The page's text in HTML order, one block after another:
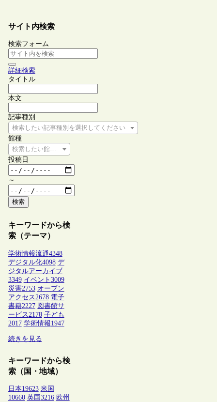
サイト内検索
検索フォーム
詳細検索
タイトル
本文
記事種別
検索したい記事種別を選択してください
館種
検索したい館種を選択してください
投稿日
～
検索
キーワードから検
索（テーマ）
学術情報流通4348
デジタル化4098 デ
ジタルアーカイブ
3349 イベント 3009
災害2753 オープン
アクセス 2678 電子
書籍2227 図書館サ
ービス 2178 子ども
2017 学術情報1947
続きを見る
キーワードから検
索（国・地域）
日本19623 米国
10660 英国 3216 欧州